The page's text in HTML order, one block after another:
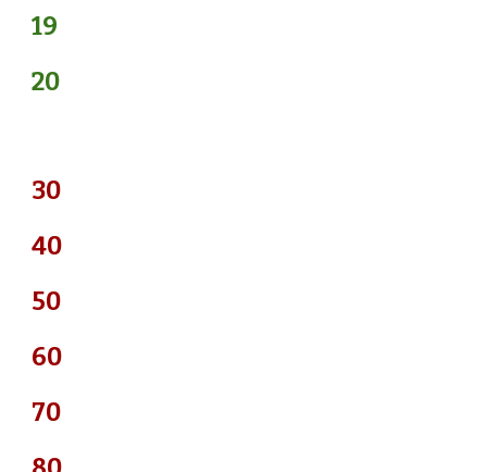
19
20
30
40
50
60
70